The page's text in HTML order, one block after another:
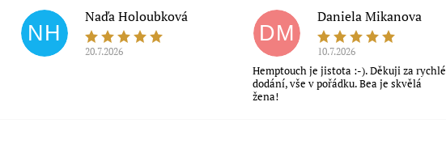
NH
Naďa Holoubková
20.7.2026
DM
Daniela Mikanova
10.7.2026
Hemptouch je jistota :-). Děkuji za rychlé
dodání, vše v pořádku. Bea je skvělá
žena!